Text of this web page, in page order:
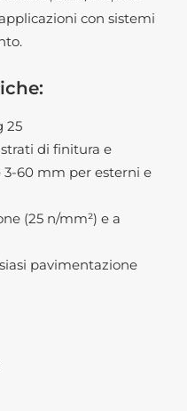
con sistemi
25
di finitura e
3-60 mm per esterni e
(25 n/mm²) e a
pavimentazione